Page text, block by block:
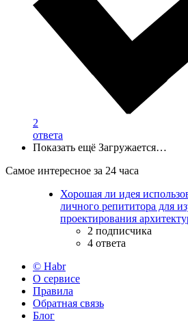
2
ответа
Показать ещё Загружается…
Самое интересное за 24 часа
Хорошая ли идея
личного репититора для
проектирования
2 подписчика
4 ответа
© Habr
О сервисе
Правила
Обратная связь
Блог